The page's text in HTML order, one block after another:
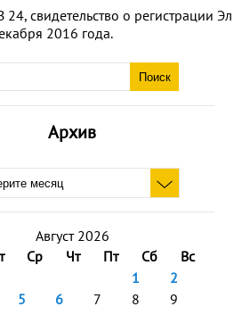
Архив
Август 2026
Ср Чт Пт Сб
Вс
1
2
5 6 7 8
9
свидетельство о регистрации Эл
2016 года.